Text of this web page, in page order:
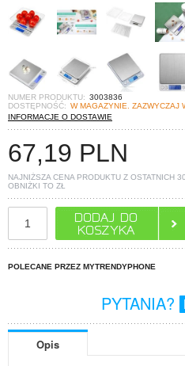
NUMER PRODUKTU: 3003836
DOSTĘPNOŚĆ: W MAGAZYNIE. ZAZWYCZAJ
INFORMACJE O DOSTAWIE
67,19 PLN
NAJNIŻSZA CENA PRODUKTU Z OSTATNICH
OBNIŻKI TO ZŁ
POLECANE PRZEZ MYTRENDYPHONE
PYTANIA?
Opis